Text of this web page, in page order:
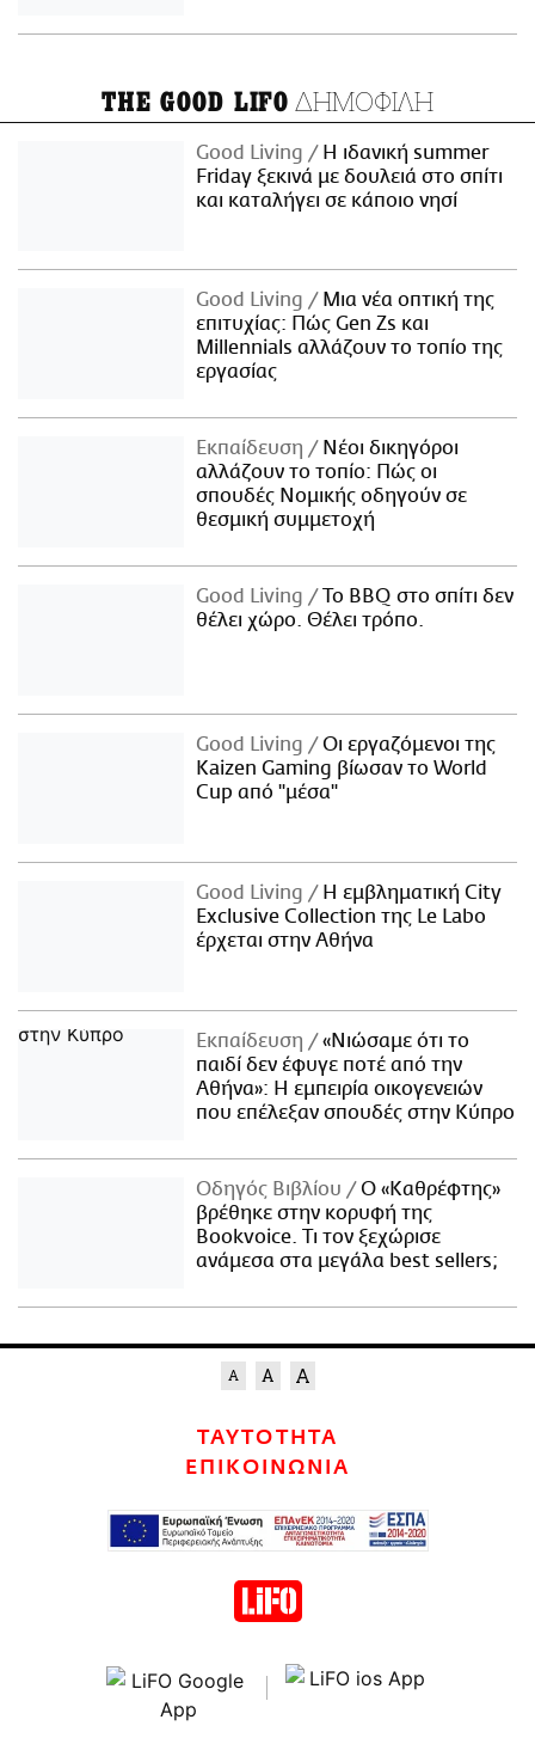
THE GOOD LIFO ΔΗΜΟΦΙΛΗ
Good Living
Η ιδανική summer
Friday ξεκινά με δουλειά στο σπίτι
και καταλήγει σε κάποιο νησί
Good Living
Μια νέα οπτική της
επιτυχίας: Πώς Gen Zs και
Millennials αλλάζουν το τοπίο της
εργασίας
Εκπαίδευση
Νέοι δικηγόροι
αλλάζουν το τοπίο: Πώς οι
σπουδές Νομικής οδηγούν σε
θεσμική συμμετοχή
Good Living
Το BBQ στο σπίτι δεν
θέλει χώρο. Θέλει τρόπο.
Good Living
Οι εργαζόμενοι της
Kaizen Gaming βίωσαν το World
Cup από "μέσα"
Good Living
Η εμβληματική City
Exclusive Collection της Le Labo
έρχεται στην Αθήνα
Εκπαίδευση
«Νιώσαμε ότι το
παιδί δεν έφυγε ποτέ από την
Αθήνα»: Η εμπειρία οικογενειών
που επέλεξαν σπουδές στην Κύπρο
Οδηγός Βιβλίου
Ο «Καθρέφτης»
βρέθηκε στην κορυφή της
Bookvoice. Τι τον ξεχώρισε
ανάμεσα στα μεγάλα best sellers;
ΤΑΥΤΟΤΗΤΑ
ΕΠΙΚΟΙΝΩΝΙΑ